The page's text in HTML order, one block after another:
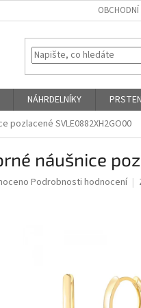
NÁHRDELNÍKY
pozlacené SVLE0882XH2GO00
náušnice
Podrobnosti hodnocení